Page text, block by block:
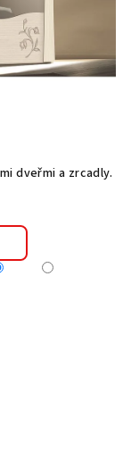
dveřmi a zrcadly.